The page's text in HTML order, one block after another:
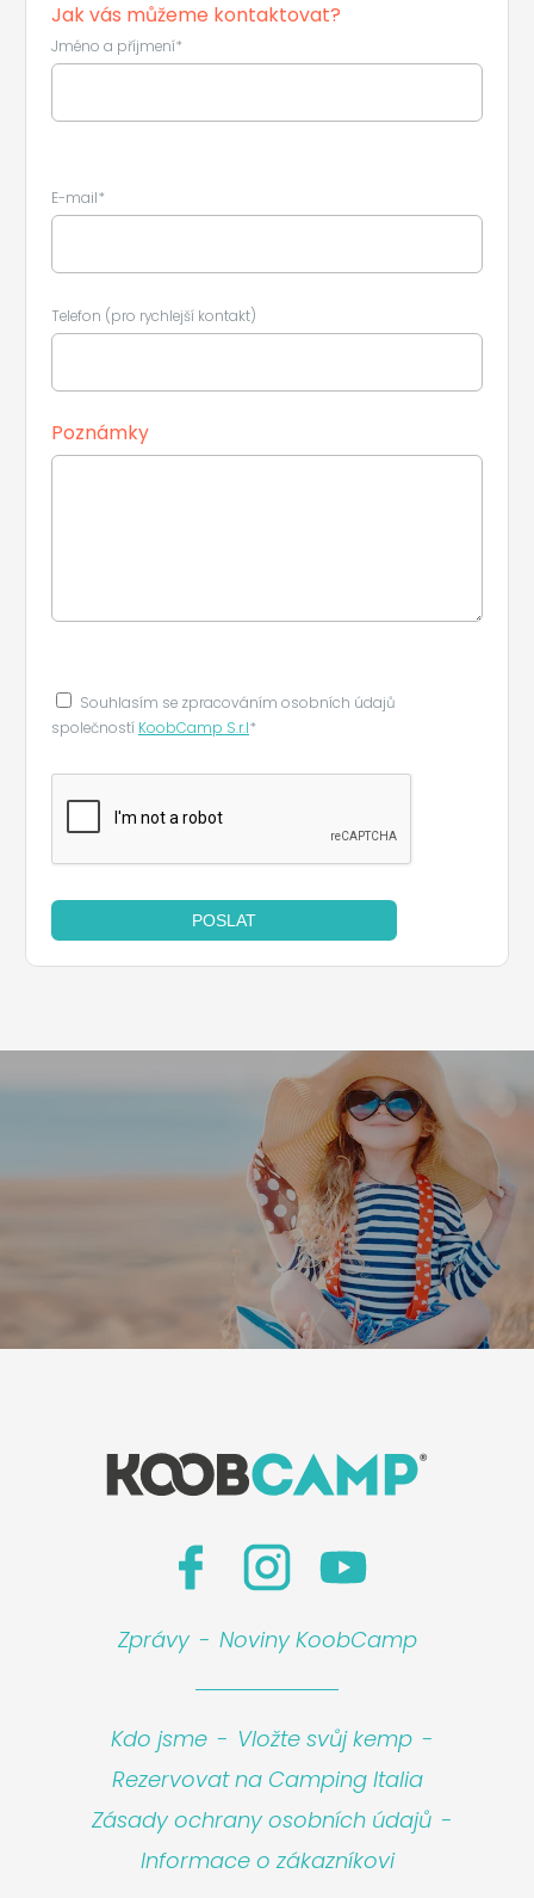
Jak vás můžeme kontaktovat?
Jméno a příjmení*
E-mail*
Telefon (pro rychlejší kontakt)
Poznámky
Souhlasím se zpracováním osobních údajů
společností KoobCamp S.r.l*
POSLAT
Zprávy - Noviny KoobCamp
Kdo jsme - Vložte svůj kemp -
Rezervovat na Camping Italia
Zásady ochrany osobních údajů -
Informace o zákazníkovi